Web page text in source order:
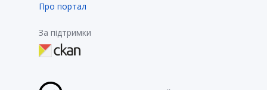
Про портал
За підтримки